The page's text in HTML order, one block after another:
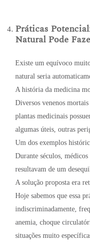
Práticas
Natural Pode
Existe um equívoco
natural seria
A história da medicina
Diversos venenos
plantas medicinais
algumas úteis, outras
Um dos exemplos
Durante séculos,
resultavam de um
A solução proposta era
Hoje sabemos que essa
indiscriminadamente,
anemia, choque
situações muito